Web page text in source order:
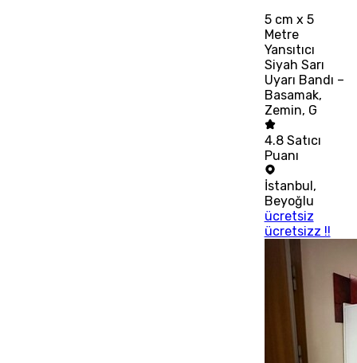
5 cm x 5
Metre
Yansıtıcı
Siyah Sarı
Uyarı Bandı –
Basamak,
Zemin, G
4.8 Satıcı
Puanı
İstanbul,
Beyoğlu
ücretsiz
ücretsizz !!